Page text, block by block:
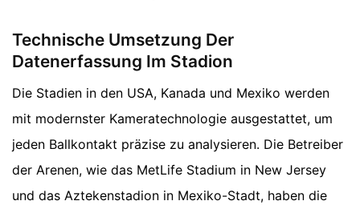
Technische Umsetzung Der
Datenerfassung Im Stadion
Die Stadien in den USA, Kanada und Mexiko werden
mit modernster Kameratechnologie ausgestattet, um
jeden Ballkontakt präzise zu analysieren. Die Betreiber
der Arenen, wie das MetLife Stadium in New Jersey
und das Aztekenstadion in Mexiko-Stadt, haben die